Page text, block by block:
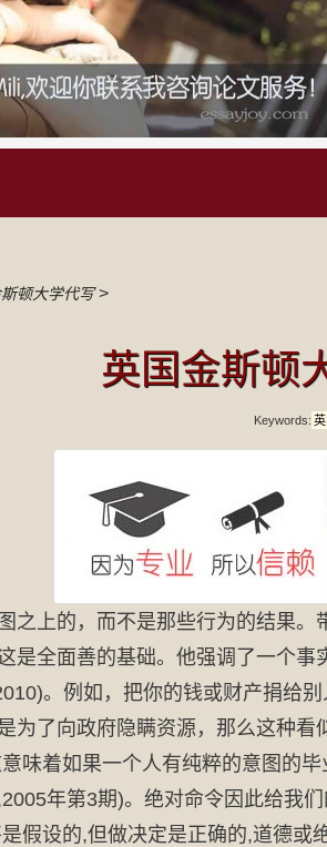
顿大学代写>
英国金斯顿
Keywords:
之上的，而不是那些行为的结果
是全面善的基础。他强调了一个
。例如，把你的钱或财产捐给
为了向政府隐瞒资源，那么这种
味着如果一个人有纯粹的意图的
年第3期)。绝对命令因此给我
假设的,但做决定是正确的,道德